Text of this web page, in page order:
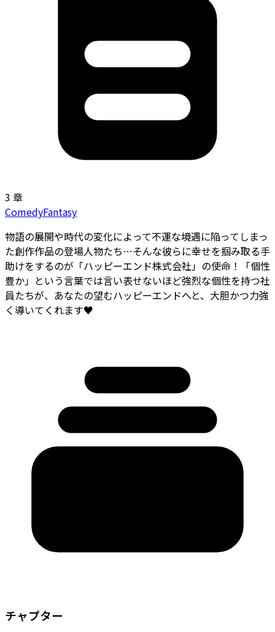
3 章
ComedyFantasy
物語の展開や時代の変化によって不運な境遇に陥ってしまっ
た創作作品の登場人物たち…そんな彼らに幸せを掴み取る手
助けをするのが「ハッピーエンド株式会社」の使命！「個性
豊か」という言葉では言い表せないほど強烈な個性を持つ社
員たちが、あなたの望むハッピーエンドへと、大胆かつ力強
く導いてくれます♥
チャプター